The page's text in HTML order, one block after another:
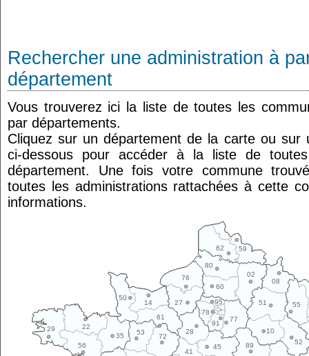
Rechercher une administration à
département
Vous trouverez ici la liste de toutes les
par départements.
Cliquez sur un département de la carte ou sur
ci-dessous pour accéder à la liste de
département. Une fois votre commune
toutes les administrations rattachées à cette
informations.
10
14
22
27
28
29
35
41
45
50
51
52
53
55
56
59
60
61
62
02
08
72
76
77
78
80
89
91
95